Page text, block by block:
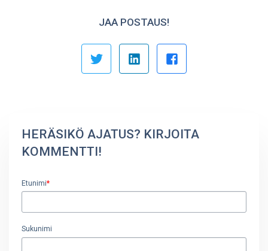
JAA POSTAUS!
HERÄSIKÖ AJATUS? KIRJOITA
KOMMENTTI!
Etunimi*
Sukunimi